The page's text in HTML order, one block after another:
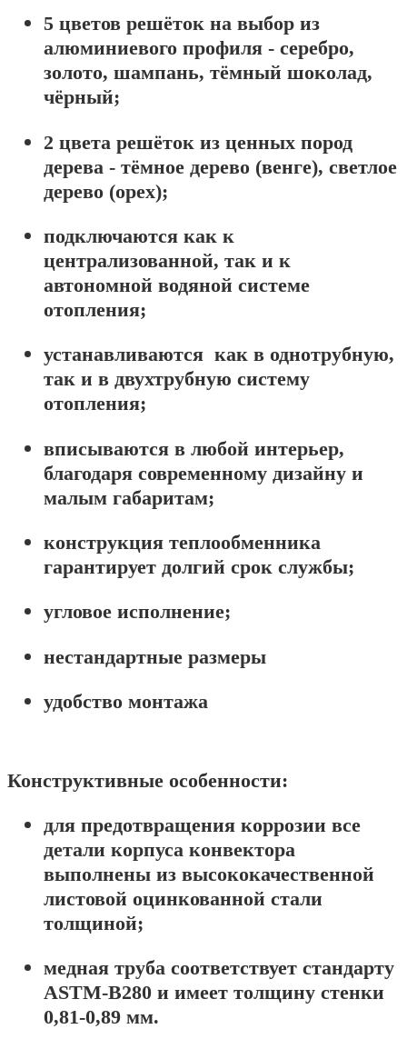
5 цветов решёток на выбор из
алюминиевого профиля - серебро,
золото, шампань, тёмный шоколад,
чёрный;
2 цвета решёток из ценных пород
дерева - тёмное дерево (венге), светлое
дерево (орех);
подключаются как к
централизованной, так и к
автономной водяной системе
отопления;
устанавливаются как в однотрубную,
так и в двухтрубную систему
отопления;
вписываются в любой интерьер,
благодаря современному дизайну и
малым габаритам;
конструкция теплообменника
гарантирует долгий срок службы;
угловое исполнение;
нестандартные размеры
удобство монтажа
Конструктивные особенности:
для предотвращения коррозии все
детали корпуса конвектора
выполнены из высококачественной
листовой оцинкованной стали
толщиной;
медная труба соответствует стандарту
ASTM-B280 и имеет толщину стенки
0,81-0,89 мм.